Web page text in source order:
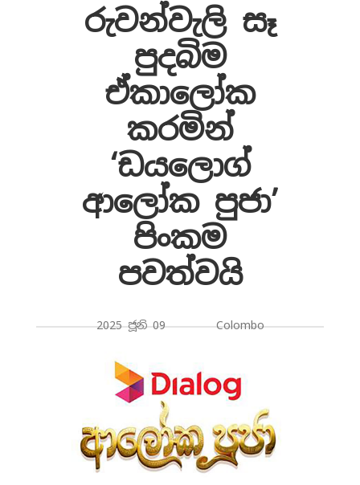
රුවන්වැලි සෑ
පුදබිම
ඒකාලෝක
කරමින්
‘ඩයලොග්
ආලෝක පුජා’
පිංකම
පවත්වයි
2025 ජූනි 09 Colombo